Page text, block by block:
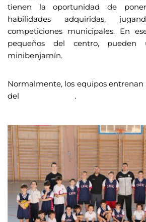
tienen la oportunidad de
habilidades adquiridas,
competiciones municipales. En
pequeños del centro, pueden
minibenjamín.
Normalmente, los equipos
del
.